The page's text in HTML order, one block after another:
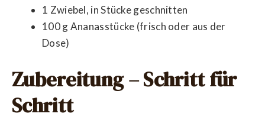
1 Zwiebel, in Stücke geschnitten
100 g Ananasstücke (frisch oder aus der
Dose)
Zubereitung – Schritt für
Schritt